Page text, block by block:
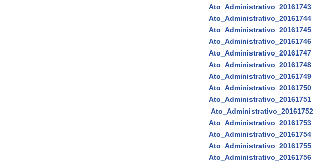
Ato_Administrativo_20161743
Ato_Administrativo_20161744
Ato_Administrativo_20161745
Ato_Administrativo_20161746
Ato_Administrativo_20161747
Ato_Administrativo_20161748
Ato_Administrativo_20161749
Ato_Administrativo_20161750
Ato_Administrativo_20161751
Ato_Administrativo_20161752
Ato_Administrativo_20161753
Ato_Administrativo_20161754
Ato_Administrativo_20161755
Ato_Administrativo_20161756